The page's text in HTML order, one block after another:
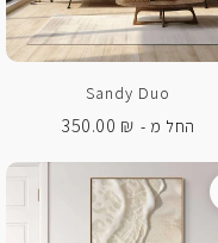
Sandy Duo
החל מ -
350.00 ₪